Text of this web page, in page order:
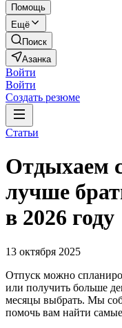
Помощь
Ещё
Поиск
Азанка
Войти
Войти
Создать резюме
Статьи
Отдыхаем
лучше
в 2026 году
13 октября 2025
Отпуск можно
или получить больше
месяцы выбрать. Мы
помочь вам найти